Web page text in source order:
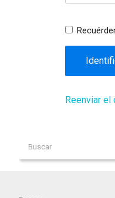
Reenviar